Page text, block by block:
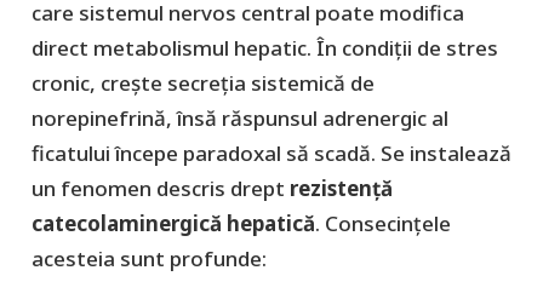
care sistemul nervos central poate modifica
direct metabolismul hepatic. În condiții de stres
cronic, crește secreția sistemică de
norepinefrină, însă răspunsul adrenergic al
ficatului începe paradoxal să scadă. Se instalează
un fenomen descris drept rezistență
catecolaminergică hepatică. Consecințele
acesteia sunt profunde: